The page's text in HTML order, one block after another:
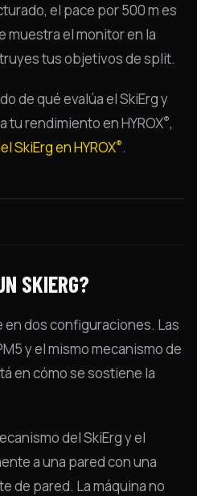
el pace por 500 m es
muestra el monitor en la
tus objetivos de split.
de qué evalúa el SkiErg y
tu rendimiento en HYROX®,
SkiErg en HYROX®.
SKIERG?
en dos configuraciones. Las
y el mismo mecanismo de
en cómo se sostiene la
del SkiErg y el
a una pared con una
de pared. La máquina no